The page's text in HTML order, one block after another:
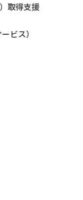
取得支援
ビス）